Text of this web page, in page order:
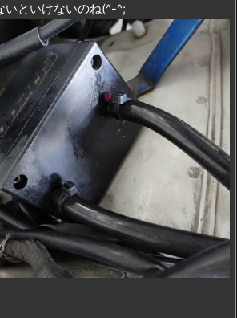
いといけないのね(^-^;